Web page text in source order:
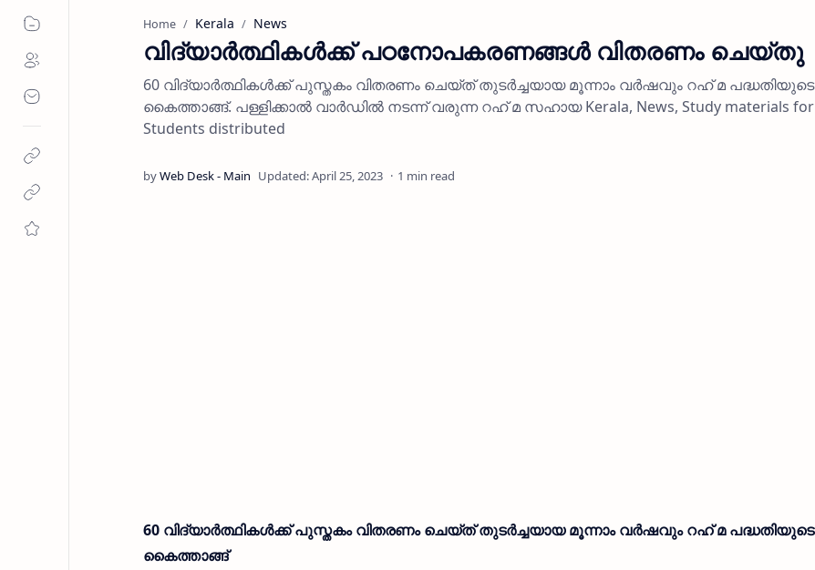
Home Kerala News
വിദ്യാര്‍ത്ഥികള്‍ക്ക് പഠനോപകരണങ്ങള്‍ വിതരണം ചെയ്തു
60 വിദ്യാര്‍ത്ഥികള്‍ക്ക് പുസ്തകം വിതരണം ചെയ്ത് തുടര്‍ച്ചയായ മൂന്നാം വര്‍ഷവും റഹ് മ പദ്ധതിയുടെ
കൈത്താങ്ങ്. പള്ളിക്കാല്‍ വാര്‍ഡില്‍ നടന്ന് വരുന്ന റഹ് മ സഹായ Kerala, News, Study materials for
Students distributed
1 min read
60 വിദ്യാര്‍ത്ഥികള്‍ക്ക് പുസ്തകം വിതരണം ചെയ്ത് തുടര്‍ച്ചയായ മൂന്നാം വര്‍ഷവും റഹ് മ പദ്ധതിയുടെ
കൈത്താങ്ങ്